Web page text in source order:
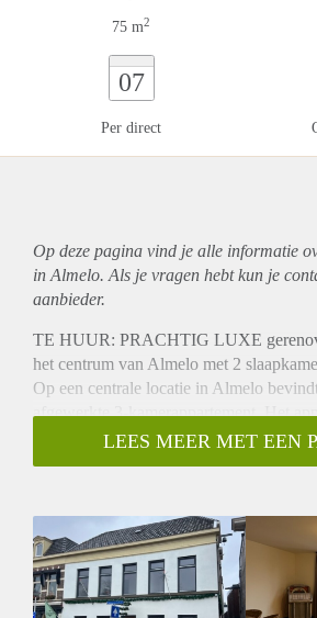
75 m2
07
Per direct
Op deze pagina vind je alle informatie
in Almelo. Als je vragen hebt kun je
aanbieder.
TE HUUR: PRACHTIG LUXE
het centrum van Almelo met 2
Op een centrale locatie in Almelo
afgewerkte 3-kamerappartement. Het
compleet verbouwd en voorzien van
hoogwaardige materialen. De combinatie
zoek is naar comfort en stijl. Gelegen aan
gezellige Doelengebied, in het
Almelo, bevindt dit appartement zich op
alles op loopafstand is. U vindt hier
LEES MEER MET EEN